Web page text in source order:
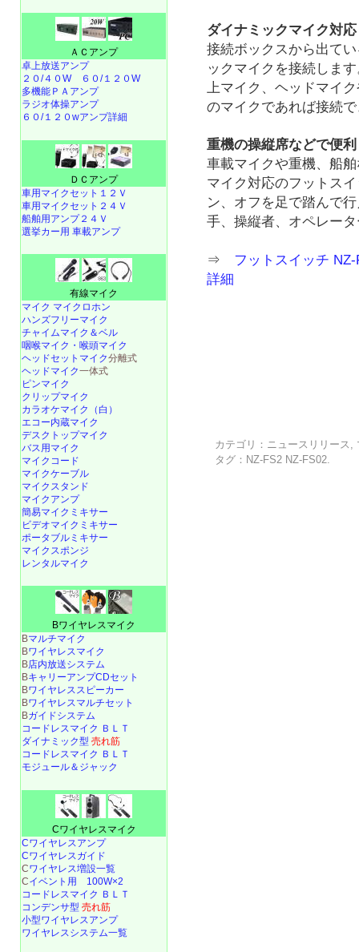
ダイナミックマイク対応
接続ボックスから出て
ックマイクを接続しま
上マイク、ヘッドマイ
のマイクであれば接続
重機の操縦席などで便利
車載マイクや重機、船
マイク対応のフットス
ン、オフを足で踏んで
手、操縦者、オペレー
⇒ フットスイッチ
詳細
カテゴリ： ニュースリリース ,
タグ： NZ-FS2 NZ-FS02.
ＡＣアンプ
卓上放送アンプ
２０/４０W
６０/１２０W
多機能ＰＡアンプ
ラジオ体操アンプ
６０/１２０wアンプ詳細
ＤＣアンプ
車用マイクセット１２Ｖ
車用マイクセット２４Ｖ
船舶用アンプ２４Ｖ
選挙カー用 車載アンプ
有線マイク
マイク マイクロホン
ハンズフリーマイク
チャイムマイク＆ベル
咽喉マイク・喉頭マイク
ヘッドセットマイク分離式
ヘッドマイク一体式
ピンマイク
クリップマイク
カラオケマイク（白）
エコー内蔵マイク
デスクトップマイク
バス用マイク
マイクコード
マイクケーブル
マイクスタンド
マイクアンプ
簡易マイクミキサー
ビデオマイクミキサー
ポータブルミキサー
マイクスポンジ
レンタルマイク
Bワイヤレスマイク
Bマルチマイク
Bワイヤレスマイク
B店内放送システム
BキャリーアンプCDセット
Bワイヤレススピーカー
Bワイヤレスマルチセット
Bガイドシステム
コードレスマイク ＢＬＴ
ダイナミック型 売れ筋
コードレスマイク ＢＬＴ
モジュール＆ジャック
Cワイヤレスマイク
Cワイヤレスアンプ
Cワイヤレスガイド
Cワイヤレス増設一覧
Cイベント用 100W×2
コードレスマイク ＢＬＴ
コンデンサ型 売れ筋
小型ワイヤレスアンプ
ワイヤレスシステム一覧